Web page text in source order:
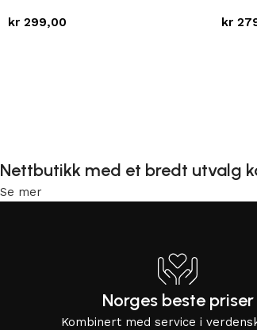
kr 299,00 kr
Nettbutikk med et bredt utvalg
Se mer
Norges beste priser
Kombinert med service i